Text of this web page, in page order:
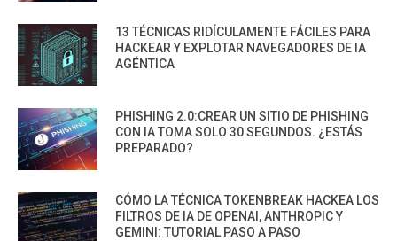
13 TÉCNICAS RIDÍCULAMENTE FÁCILES PARA
HACKEAR Y EXPLOTAR NAVEGADORES DE IA
AGÉNTICA
PHISHING 2.0:CREAR UN SITIO DE PHISHING
CON IA TOMA SOLO 30 SEGUNDOS. ¿ESTÁS
PREPARADO?
CÓMO LA TÉCNICA TOKENBREAK HACKEA LOS
FILTROS DE IA DE OPENAI, ANTHROPIC Y
GEMINI: TUTORIAL PASO A PASO